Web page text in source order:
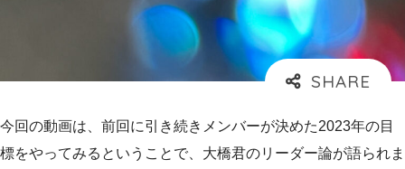
今回の動画は、前回に引き続きメンバーが決めた2023年の目
標をやってみるということで、大橋君のリーダー論が語られま